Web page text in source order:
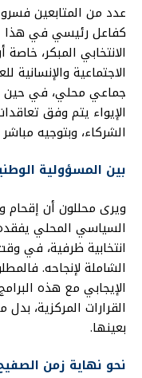
عدد من المتابعين
كفاعل رئيسي في هذا
الانتخابي المبكر،
الاجتماعية
جماعي محلي، في حين
الإيواء يتم وفق
الشركاء، وبتوجيه
بين المسؤولية
ويرى محللون أن
السياسي المحلي
انتخابية ظرفية، في
الشاملة لإنجاحه.
الإيجابي مع هذه
القرارات المركزية،
بعينها.
نحو نهاية زمن